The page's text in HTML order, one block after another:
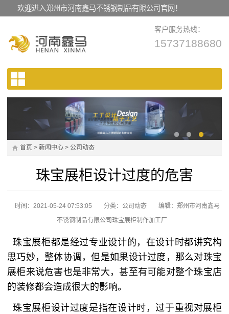
欢迎进入郑州市河南鑫马不锈钢制品有限公司官网！
客户服务热线：
15737188680
首页 > 新闻中心 > 公司动态
珠宝展柜设计过度的危害
时间：2021-05-24 07:53:05 分类： 公司动态
编辑：郑州市河南鑫马
不锈钢制品有限公司珠宝展柜制作加工厂
珠宝展柜都是经过专业设计的，在设计时都讲究构
思巧妙，整体协调，但是如果设计过度，那么对珠宝
展柜来说危害也是非常大，甚至有可能对整个珠宝店
的装修都会造成很大的影响。
珠宝展柜设计过度是指在设计时，过于重视对展柜